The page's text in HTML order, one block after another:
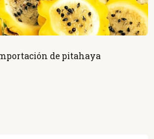
de pitahaya